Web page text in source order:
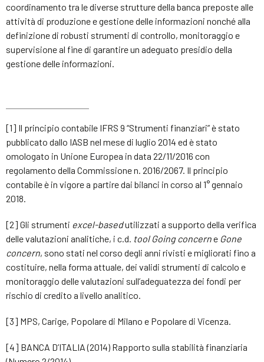
coordinamento tra le diverse strutture della banca preposte alle
attività di produzione e gestione delle informazioni nonché alla
definizione di robusti strumenti di controllo, monitoraggio e
supervisione al fine di garantire un adeguato presidio della
gestione delle informazioni.
[1] Il principio contabile IFRS 9 “Strumenti finanziari” è stato
pubblicato dallo IASB nel mese di luglio 2014 ed è stato
omologato in Unione Europea in data 22/11/2016 con
regolamento della Commissione n. 2016/2067. Il principio
contabile è in vigore a partire dai bilanci in corso al 1° gennaio
2018.
[2] Gli strumenti excel-basedutilizzati a supporto della verifica
delle valutazioni analitiche, i c.d. tool Going concerne Gone
concern, sono stati nel corso degli anni rivisti e migliorati fino a
costituire, nella forma attuale, dei validi strumenti di calcolo e
monitoraggio delle valutazioni sull’adeguatezza dei fondi per
rischio di credito a livello analitico.
[3] MPS, Carige, Popolare di Milano e Popolare di Vicenza.
[4] BANCA D’ITALIA (2014) Rapporto sulla stabilità finanziaria